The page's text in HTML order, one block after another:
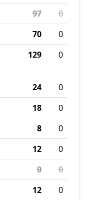
97
0
70
0
129 0
24
0
18
0
8
0
12
0
0
0
12 0